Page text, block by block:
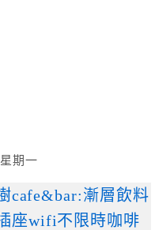
期一
cafe&bar:漸層飲料
座wifi不限時咖啡